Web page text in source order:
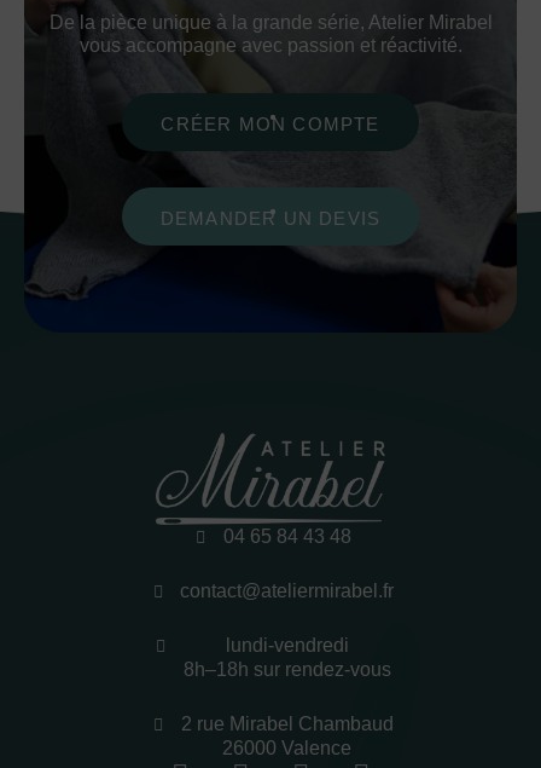
De la pièce unique à la grande série, Atelier Mirabel
vous accompagne avec passion et réactivité.
CRÉER MON COMPTE
DEMANDER UN DEVIS
04 65 84 43 48
contact@ateliermirabel.fr
lundi-vendredi
8h–18h sur rendez-vous
2 rue Mirabel Chambaud
26000 Valence